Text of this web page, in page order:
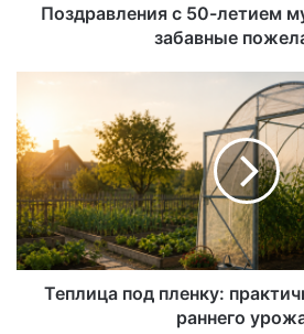
Поздравления с 50-летием
забавные
Теплица под пленку:
раннего